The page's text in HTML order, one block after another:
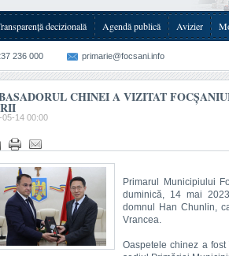
decizională Agendă publică Avizier
236 000 primarie@focsani.info
CHINEI A VIZITAT
05-14 00:00
Primarul Municipiului
duminică, 14 mai
domnul Han Chunlin,
Vrancea.
Oaspetele chinez a